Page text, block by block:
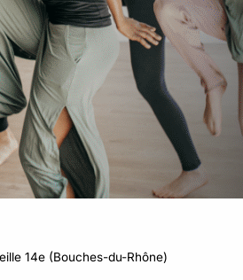
Power Flow
Zumba Kids
Danse Kids
Boxe Kids
14e (Bouches-du-Rhône)